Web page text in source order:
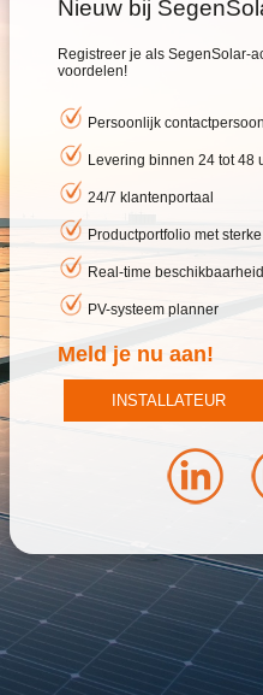
Nieuw bij
Registreer je als SegenSolar-
voordelen!
Persoonlijk contactpersoon
Levering binnen 24 tot 48
24/7 klantenportaal
Productportfolio met
Real-time beschikbaarheid
PV-systeem planner
Meld je nu aan!
INSTALLATEUR